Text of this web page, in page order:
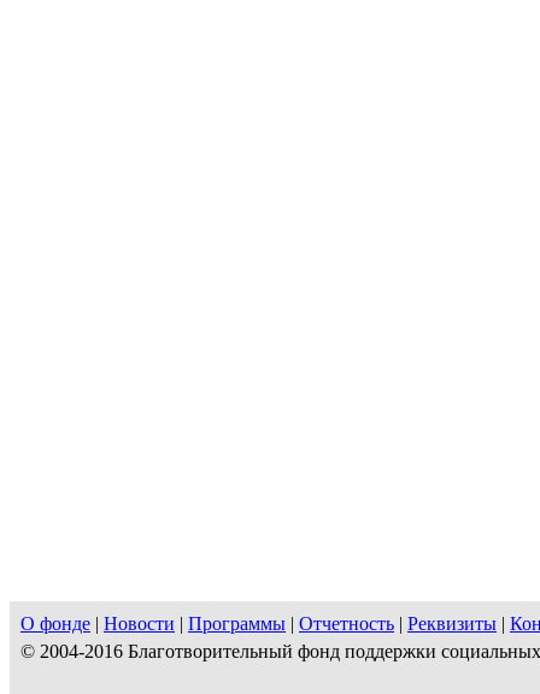
О фонде | Новости | Программы | Отчетность | Реквизиты |
© 2004-2016 Благотворительный фонд поддержки